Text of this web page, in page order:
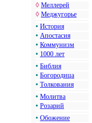
◊ Меллерей
◊ Меджугорье
• История
• Апостасия
• Коммунизм
• 1000 лет
• Библия
• Богородица
• Толкования
• Молитва
• Розарий
• Обожение